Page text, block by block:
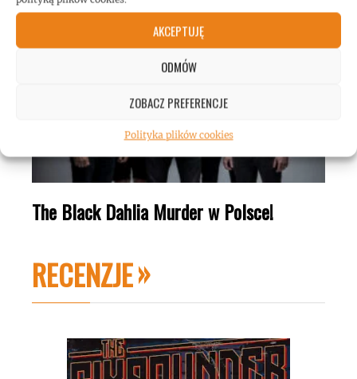
AKCEPTUJĘ
ODMÓW
ZOBACZ PREFERENCJE
Polityka plików cookies
The Black Dahlia Murder w Polsce!
RECENZJE